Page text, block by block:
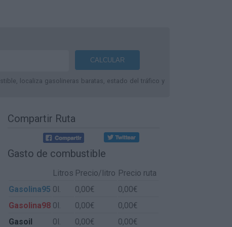
localiza gasolineras baratas, estado del tráfico y
Compartir Ruta
Gasto de combustible
Litros Precio/litro Precio ruta
Gasolina95 0l. 0,00€
0,00€
Gasolina98 0l. 0,00€
0,00€
Gasoil
0l. 0,00€
0,00€